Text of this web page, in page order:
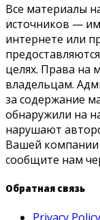
Все материалы
источников —
интернете или
целях. Права на
владельцам.
за содержание
обнаружили на
нарушают
Вашей компании
сообщите нам
Обратная связь